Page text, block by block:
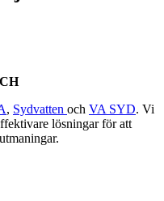
, Sydvatten och VA SYD. Vi
lösningar för att